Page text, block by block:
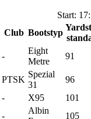
Start:
Club Bootstyp
-
Eight
Metre
91
PTSK
Spezial
31
96
- X95
101
-
Albin
105